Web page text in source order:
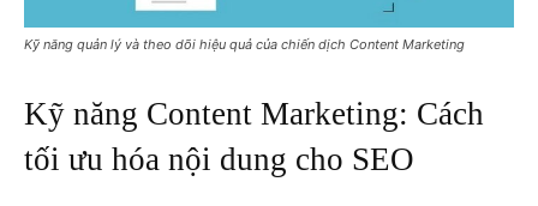
Kỹ năng quản lý và theo dõi hiệu quả của chiến dịch Content Marketing
Kỹ năng Content Marketing: Cách
tối ưu hóa nội dung cho SEO